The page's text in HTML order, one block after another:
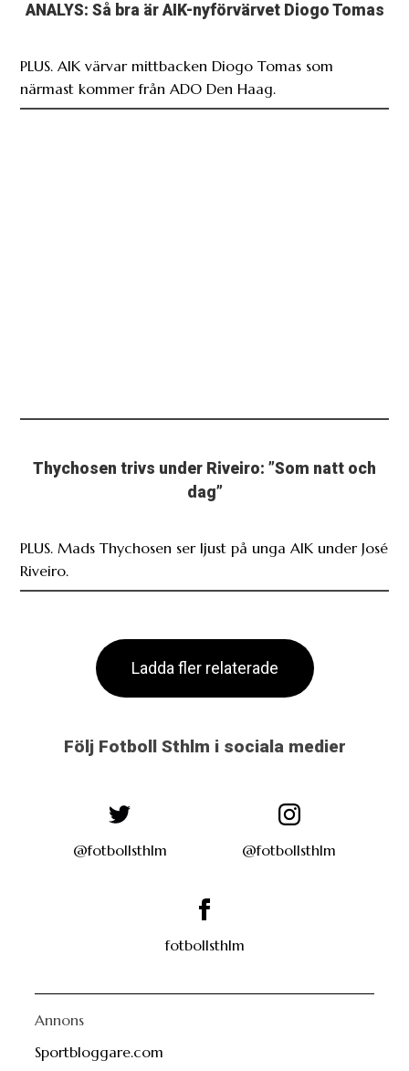
ANALYS: Så bra är AIK-nyförvärvet Diogo Tomas
PLUS. AIK värvar mittbacken Diogo Tomas som
närmast kommer från ADO Den Haag.
Thychosen trivs under Riveiro: ”Som natt och
dag”
PLUS. Mads Thychosen ser ljust på unga AIK under José
Riveiro.
Ladda fler relaterade
Följ Fotboll Sthlm i sociala medier
@fotbollsthlm @fotbollsthlm
fotbollsthlm
Annons
Sportbloggare.com